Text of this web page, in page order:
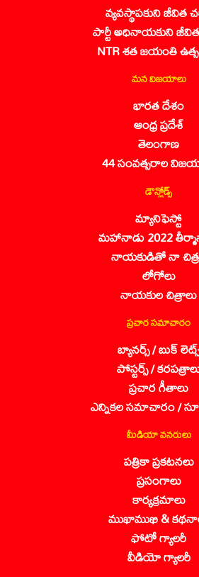
వ్యవస్థాపకుని జీవిత
పార్టీ అధినాయకుని జీవిత
NTR శత జయంతి
మన విజయాలు
భారత దేశం
ఆంధ్ర ప్రదేశ్
తెలంగాణ
44 సంవత్సరాల
డౌన్లోడ్స్
మ్యానిఫెస్టో
మహానాడు 2022
నాయకుడితో నా
లోగోలు
నాయకుల చిత్రాలు
ప్రచార సమాచారం
బ్యానర్స్ / బుక్ లెట్స్
పోస్టర్స్ /
ప్రచార గీతాలు
ఎన్నికల సమాచారం /
మీడియా వనరులు
పత్రికా ప్రకటనలు
ప్రసంగాలు
కార్యక్రమాలు
ముఖాముఖి &
ఫోటో గ్యాలరీ
వీడియో గ్యాలరీ